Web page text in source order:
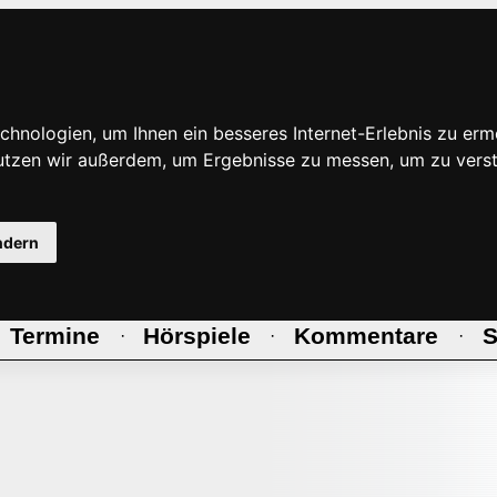
um Ihnen ein besseres Internet-Erlebnis zu
wir außerdem, um Ergebnisse zu messen, um zu
Termine · Hörspiele · Kommentare ·